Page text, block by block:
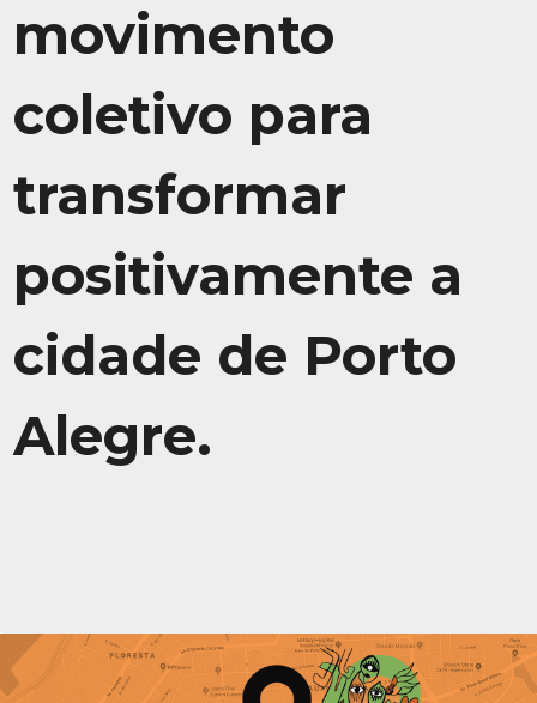
movimento
coletivo para
transformar
positivamente a
cidade de Porto
Alegre.